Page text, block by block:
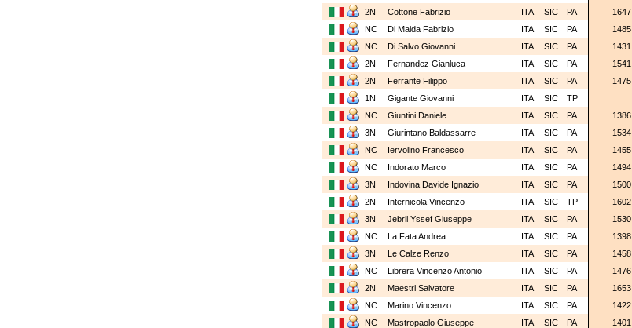
2N
Cottone Fabrizio ITA SIC PA 1647
NC
Di Maida Fabrizio ITA SIC PA 1485
NC
Di Salvo Giovanni ITA SIC PA 1431
2N
Fernandez Gianluca ITA SIC PA 1541
2N
Ferrante Filippo ITA SIC PA 1475
1N
Gigante Giovanni ITA SIC TP
NC
Giuntini Daniele ITA SIC PA 1386
3N
Giurintano Baldassarre ITA SIC PA 1534
NC
Iervolino Francesco ITA SIC PA 1455
NC
Indorato Marco ITA SIC PA 1494
3N
Indovina Davide Ignazio ITA SIC PA 1500
2N
Internicola Vincenzo ITA SIC TP 1602
3N
Jebril Yssef Giuseppe ITA SIC PA 1530
NC
La Fata Andrea ITA SIC PA 1398
3N
Le Calze Renzo ITA SIC PA 1458
NC
Librera Vincenzo Antonio ITA SIC PA 1476
2N
Maestri Salvatore ITA SIC PA 1653
NC
Marino Vincenzo ITA SIC PA 1422
NC
Mastropaolo Giuseppe ITA SIC PA 1401